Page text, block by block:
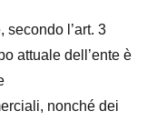
secondo l’art. 3
attuale dell’ente è
nonché dei